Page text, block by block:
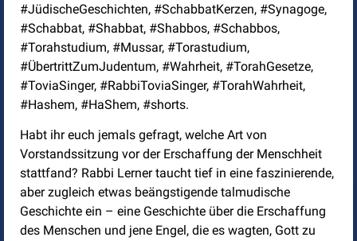
#JüdischeGeschichten, #SchabbatKerzen, #Synagoge,
#Schabbat, #Shabbat, #Shabbos, #Schabbos,
#Torahstudium, #Mussar, #Torastudium,
#ÜbertrittZumJudentum, #Wahrheit, #TorahGesetze,
#ToviaSinger, #RabbiToviaSinger, #TorahWahrheit,
#Hashem, #HaShem, #shorts.
Habt ihr euch jemals gefragt, welche Art von
Vorstandssitzung vor der Erschaffung der Menschheit
stattfand? Rabbi Lerner taucht tief in eine faszinierende,
aber zugleich etwas beängstigende talmudische
Geschichte ein – eine Geschichte über die Erschaffung
des Menschen und jene Engel, die es wagten, Gott zu